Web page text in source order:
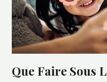
Que Faire Sous